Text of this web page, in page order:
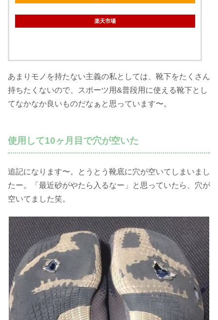
楽天市場
あまりモノを持たない主義の私としては、靴下をたくさん
持ちたくないので、スポーツ用&普段用に使える靴下とし
てなかなか良いものだなぁと思っています〜。
使用して10ヶ月目で穴が空いた
追記になります〜。とうとう靴底に穴が空いてしまいまし
たー。「最近砂がやたら入るなー」と思っていたら、穴が
空いてました笑。